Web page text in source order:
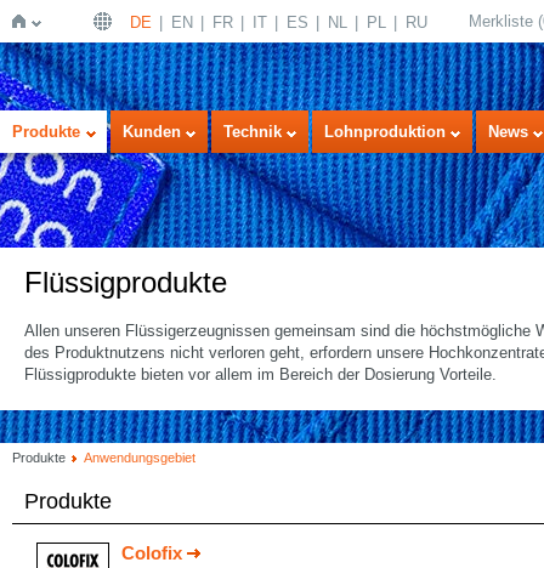
Startseite
DE EN FR IT ES NL PL RU Merkliste (
Produkte Kunden Technik Lohnproduktion News
Flüssigprodukte
Allen unseren Flüssigerzeugnissen gemeinsam sind die höchstmögliche
des Produktnutzens nicht verloren geht, erfordern unsere
Flüssigprodukte bieten vor allem im Bereich der Dosierung Vorteile.
Produkte Anwendungsgebiet
Produkte
Colofix